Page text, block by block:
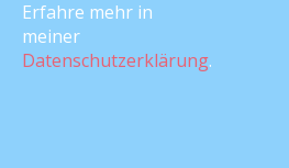
Erfahre mehr in
meiner
Datenschutzerklärung.